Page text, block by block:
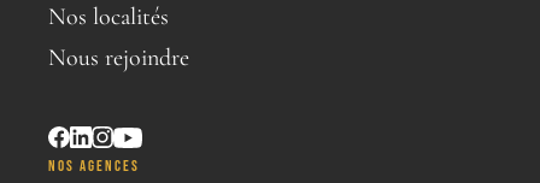
Nos localités
Nous rejoindre
NOS AGENCES